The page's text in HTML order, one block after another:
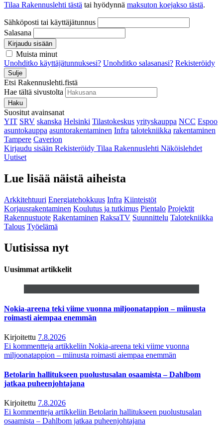
Tilaa Rakennuslehti tästä tai hyödynnä maksuton koejakso tästä.
Sähköposti tai käyttäjätunnus
Salasana
Kirjaudu sisään
Muista minut
Unohditko käyttäjätunnuksesi? Unohditko salasanasi? Rekisteröidy
Sulje
Etsi Rakennuslehti.fistä
Hae tältä sivustolta
Haku
Suositut avainsanat
YIT SRV skanska Helsinki Tilastokeskus yrityskauppa NCC Espoo
asuntokauppa asuntorakentaminen Infra talotekniikka rakentaminen
Tampere Caverion
Kirjaudu sisään Rekisteröidy Tilaa Rakennuslehti Näköislehdet
Uutiset
Lue lisää näistä aiheista
Arkkitehtuuri Energiatehokkuus Infra Kiinteistöt
Korjausrakentaminen Koulutus ja tutkimus Pientalo Projektit
Rakennustuote Rakentaminen RaksaTV Suunnittelu Talotekniikka
Talous Työelämä
Uutisissa nyt
Uusimmat artikkelit
Nokia-areena teki viime vuonna miljoonatappion – miinusta
roimasti aiempaa enemmän
Kirjoitettu 7.8.2026
Ei kommentteja artikkeliin Nokia-areena teki viime vuonna
miljoonatappion – miinusta roimasti aiempaa enemmän
Betolarin hallitukseen puolustusalan osaamista – Dahlbom
jatkaa puheenjohtajana
Kirjoitettu 7.8.2026
Ei kommentteja artikkeliin Betolarin hallitukseen puolustusalan
osaamista – Dahlbom jatkaa puheenjohtajana